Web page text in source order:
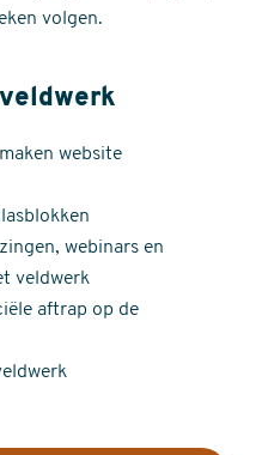
volgen.
website
webinars en
veldwerk
aftrap op de